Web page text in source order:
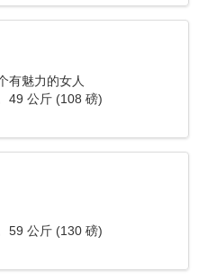
有魅力的女人
49 公斤 (108 磅)
59 公斤 (130 磅)